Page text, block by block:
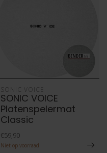
SONIC VOICE
SONIC VOICE
Platenspelermat
Classic
€59,90
Niet op voorraad